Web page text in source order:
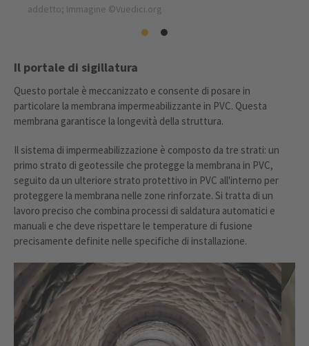
addetto; Immagine ©Vuedici.org
Il portale di sigillatura
Questo portale è meccanizzato e consente di posare in
particolare la membrana impermeabilizzante in PVC. Questa
membrana garantisce la longevità della struttura.
Il sistema di impermeabilizzazione è composto da tre strati: un
primo strato di geotessile che protegge la membrana in PVC,
seguito da un ulteriore strato protettivo in PVC all'interno per
proteggere la membrana nelle zone rinforzate. Si tratta di un
lavoro preciso che combina processi di saldatura automatici e
manuali e che deve rispettare le temperature di fusione
precisamente definite nelle specifiche di installazione.